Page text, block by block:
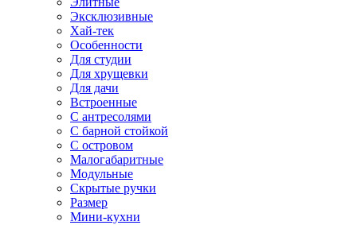
Эксклюзивные
Хай-тек
Особенности
Для студии
Для хрущевки
Для дачи
Встроенные
С антресолями
С барной стойкой
С островом
Малогабаритные
Модульные
Скрытые ручки
Размер
Мини-кухни